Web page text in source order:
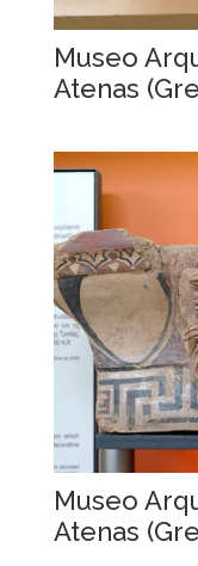
Museo
Atenas
Museo
Atenas